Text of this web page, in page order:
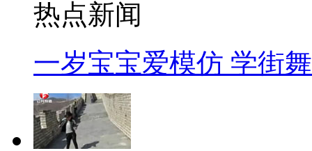
热点新闻
一岁宝宝爱模仿 学街